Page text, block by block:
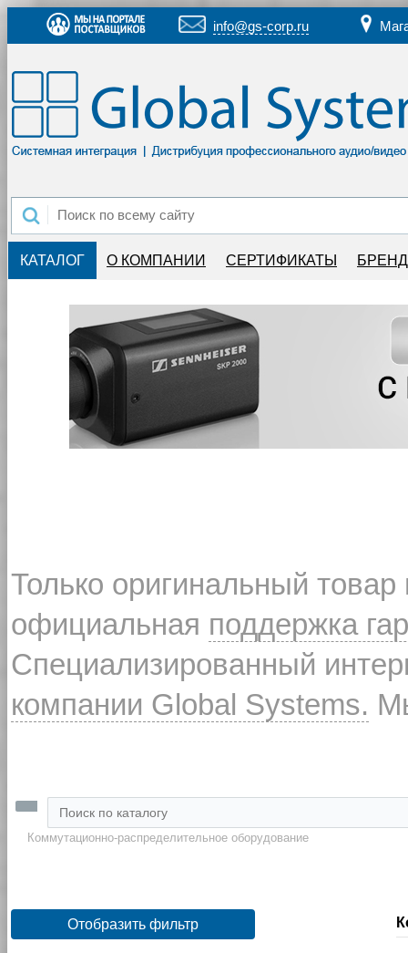
info@gs-corp.ru
КАТАЛОГ О КОМПАНИИ СЕРТИФИКАТЫ
Только оригинальный
официальная поддержка
Специализированный
компании Global Systems.
Коммутационно-распределительное оборудование
Отобразить фильтр